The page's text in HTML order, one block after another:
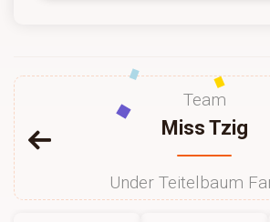
Team
Miss Tzig
Under Teitelbaum